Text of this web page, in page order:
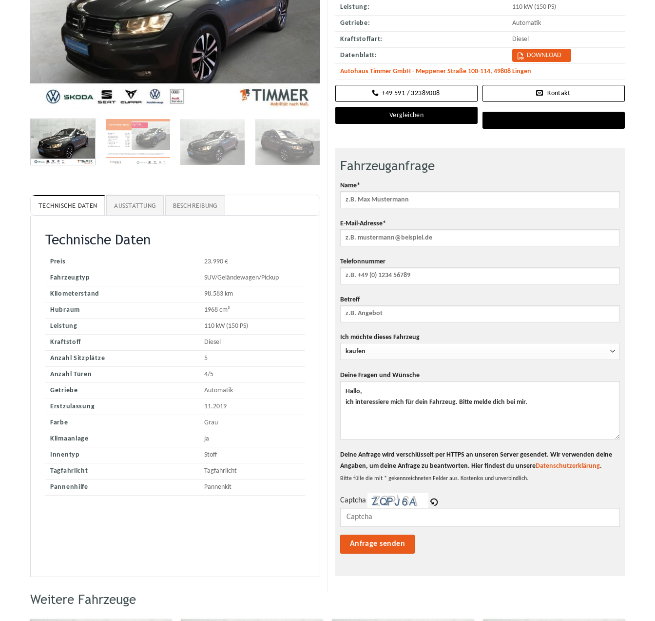
TECHNISCHE DATEN AUSSTATTUNG BESCHREIBUNG
Technische Daten
Preis 23.990 €
Fahrzeugtyp SUV/Geländewagen/Pickup
Kilometerstand 98.583 km
Hubraum 1968 cm³
Leistung 110 kW (150 PS)
Kraftstoff Diesel
Anzahl Sitzplätze 5
Anzahl Türen 4/5
Getriebe Automatik
Erstzulassung 11.2019
Farbe Grau
Klimaanlage ja
Innentyp Stoff
Tagfahrlicht Tagfahrlicht
Pannenhilfe Pannenkit
Leistung: 110 kW (150 PS)
Getriebe: Automatik
Kraftstoffart: Diesel
Datenblatt: DOWNLOAD
Autohaus Timmer GmbH - Meppener Straße 100-114, 49808 Lingen
+49 591 / 32389008 Kontakt
Vergleichen
Fahrzeuganfrage
Name*
E-Mail-Adresse*
Telefonnummer
Betreff
Ich möchte dieses Fahrzeug
Deine Fragen und Wünsche
Deine Anfrage wird verschlüsselt per HTTPS an unseren Server gesendet. Wir verwenden deine
Angaben, um deine Anfrage zu beantworten. Hier findest du unsereDatenschutzerklärung.
Bitte fülle die mit * gekennzeichneten Felder aus. Kostenlos und unverbindlich.
Bitte lasse dieses Feld leer.
Captcha
Weitere Fahrzeuge